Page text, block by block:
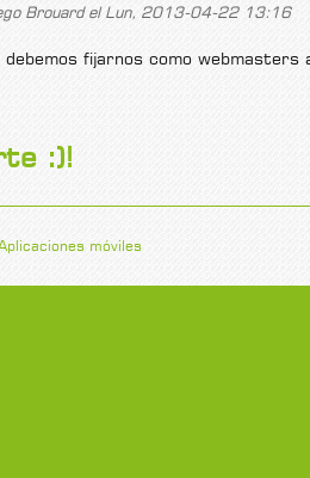
Brouardel Lun, 2013-04-22 13:16
debemos fijarnos como
:)!
móviles